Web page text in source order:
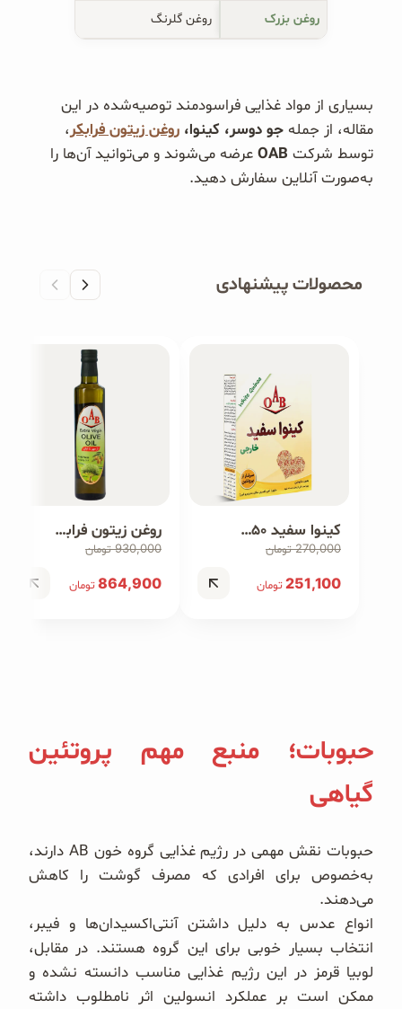
روغن بزرک روغن گلرنگ
بسیاری از مواد غذایی فراسودمند توصیه‌شده در این
مقاله، از جمله جو دوسر، کینوا، روغن زیتون فرابکر ،
توسط شرکت OAB عرضه می‌شوند و می‌توانید آن‌ها را
به‌صورت آنلاین سفارش دهید.
محصولات پیشنهادی
کینوا سفید ۲۵۰ گرمی
270,000 تومان
251,100تومان
روغن زیتون فرابکر ۵۰۰ میلی‌لیتر
930,000 تومان
864,900تومان
حبوبات؛ منبع مهم پروتئین
گیاهی
حبوبات نقش مهمی در رژیم غذایی گروه خون AB دارند،
به‌خصوص برای افرادی که مصرف گوشت را کاهش
می‌دهند.
انواع عدس به دلیل داشتن آنتی‌اکسیدان‌ها و فیبر،
انتخاب بسیار خوبی برای این گروه هستند. در مقابل،
لوبیا قرمز در این رژیم غذایی مناسب دانسته نشده و
ممکن است بر عملکرد انسولین اثر نامطلوب داشته